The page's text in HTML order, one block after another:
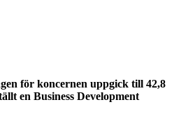
för koncernen uppgick till 42,8
en Business Development